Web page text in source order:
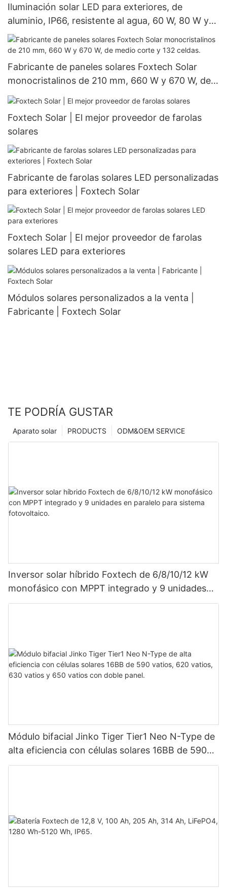
Iluminación solar LED para exteriores, de
aluminio, IP66, resistente al agua, 60 W, 80 W y
100 W.
Fabricante de paneles solares Foxtech Solar
monocristalinos de 210 mm, 660 W y 670 W, de
medio corte y 132 celdas.
Foxtech Solar | El mejor proveedor de farolas
solares
Fabricante de farolas solares LED personalizadas
para exteriores | Foxtech Solar
Foxtech Solar | El mejor proveedor de farolas
solares LED para exteriores
Módulos solares personalizados a la venta |
Fabricante | Foxtech Solar
TE PODRÍA GUSTAR
ODM&OEM SERVICE
PRODUCTS
Aparato solar
Inversor solar híbrido Foxtech de 6/8/10/12 kW
monofásico con MPPT integrado y 9 unidades
en paralelo para sistema fotovoltaico.
Módulo bifacial Jinko Tiger Tier1 Neo N-Type de
alta eficiencia con células solares 16BB de 590
vatios, 620 vatios, 630 vatios y 650 vatios con